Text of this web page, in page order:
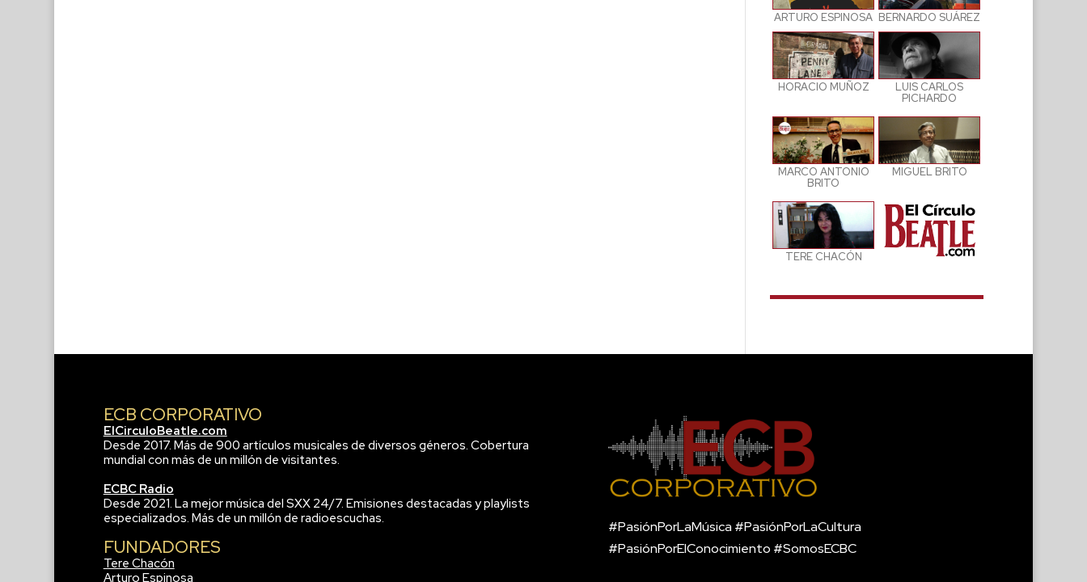
ARTURO ESPINOSA BERNARDO SUÁREZ
HORACIO MUÑOZ
LUIS CARLOS
PICHARDO
MARCO ANTONIO
BRITO
MIGUEL BRITO
TERE CHACÓN
ECB CORPORATIVO
ElCirculoBeatle.com
Desde 2017. Más de 900 artículos musicales de diversos géneros. Cobertura
mundial con más de un millón de visitantes.
ECBC Radio
Desde 2021. La mejor música del SXX 24/7. Emisiones destacadas y playlists
especializados. Más de un millón de radioescuchas.
FUNDADORES
Tere Chacón
Arturo Espinosa
#PasiónPorLaMúsica #PasiónPorLaCultura
#PasiónPorElConocimiento #SomosECBC